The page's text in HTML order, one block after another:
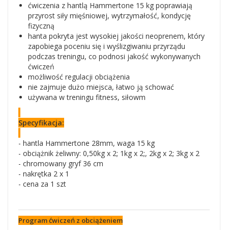
ćwiczenia z hantlą Hammertone 15 kg poprawiają
przyrost siły mięśniowej, wytrzymałość, kondycję
fizyczną
hanta pokryta jest wysokiej jakości neoprenem, który
zapobiega poceniu się i wyślizgiwaniu przyrządu
podczas treningu, co podnosi jakość wykonywanych
ćwiczeń
możliwość regulacji obciążenia
nie zajmuje dużo miejsca, łatwo ją schować
używana w treningu fitness, siłowm
Specyfikacja:
- hantla Hammertone 28mm, waga 15 kg
- obciążnik żeliwny: 0,50kg x 2; 1kg x 2;, 2kg x 2; 3kg x 2
- chromowany gryf 36 cm
- nakrętka 2 x 1
- cena za 1 szt
Program ćwiczeń z obciążeniem